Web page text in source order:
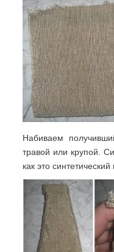
Набиваем
травой или крупой.
как это